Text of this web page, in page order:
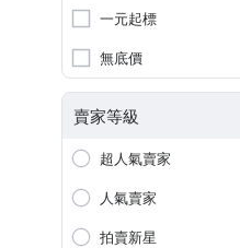
一元起標
無底價
賣家等級
超人氣賣家
人氣賣家
拍賣新星